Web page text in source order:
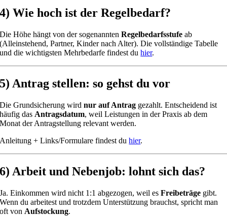
4) Wie hoch ist der Regelbedarf?
Die Höhe hängt von der sogenanntenRegelbedarfsstufe ab
(Alleinstehend, Partner, Kinder nach Alter). Die vollständige Tabelle
und die wichtigsten Mehrbedarfe findest duhier.
5) Antrag stellen: so gehst du vor
Die Grundsicherung wirdnur auf Antrag gezahlt. Entscheidend ist
häufig das Antragsdatum, weil Leistungen in der Praxis ab dem
Monat der Antragstellung relevant werden.
Anleitung + Links/Formulare findest duhier.
6) Arbeit und Nebenjob: lohnt sich das?
Ja. Einkommen wird nicht 1:1 abgezogen, weil esFreibeträge gibt.
Wenn du arbeitest und trotzdem Unterstützung brauchst, spricht man
oft von Aufstockung.